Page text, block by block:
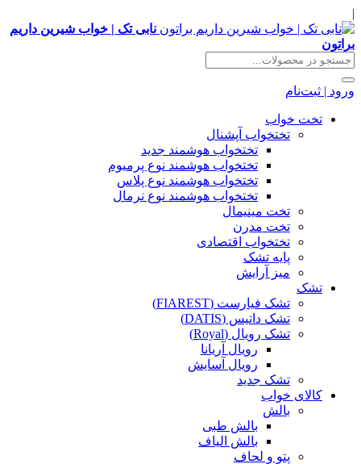
|
نابی تک | خواب شیرین داریم
براتون
ورود | ثبت‌نام
تخت خواب
تختخواب آپشنال
تختخواب هوشمند جدید
تختخواب هوشمند نوع پرمیوم
تختخواب هوشمند نوع پلاس
تختخواب هوشمند نوع نرمال
تخت مینیمال
تخت مدرن
تختخواب اقتصادی
پایه تشک
میز آرایش
تشک
تشک فیارست (FIAREST)
تشک داتیس (DATIS)
تشک رویال (Royal)
رویال آریانا
رویال آسایش
تشک جدید
کالای خواب
بالش
بالش طبی
بالش الیاف
پتو و لحاف